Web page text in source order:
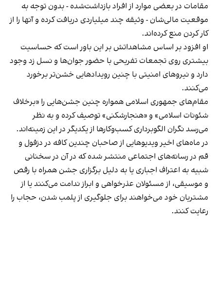
مقامات در بعضی موارد از افراد بازداشت‌‌شده - بدون توجه به
موقعیت مالی‌شان - وثیقه چند میلیاردی دریافت کرده و آنها را از
کار کردن منع کرده‌اند.
او افزود بر اساس مشاهداتش بر این باور است که حساسیت
بیشتری روی تجمعات تفریحی با حضور جوان‌ها و نسل زد وجود
دارد و نیروهای امنیتی با چنین رویدادهایی خشن‌تر برخورد
می‌کنند.
مقام‌های جمهوری اسلامی همواره چنین جشن‌هایی را «برخلاف
شئونات اسلامی» و «هنجارشکنی» توصیف کرده و به نظر
می‌رسد نگران الگوبرداری کسب‌وکارها از یکدیگر در این زمینه‌اند.
در ماه‌های اخیر ویدیوهایی از صاحبان چندین کافه در دزفول و
قم در رسانه‌های اجتماعی منتشر شده که در آن در سخنانی
شبیه به اعتراف اجباری یا به دلیل برگزاری جشن همراه با رقص
و موسیقی، از مسئولان عذرخواهی و ابراز ندامت می‌کنند یا از
مشتریان خود می‌خواهند برای جلوگیری از پلمب شدن، حجاب را
رعایت کنند.